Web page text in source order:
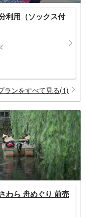
利用（ソックス付
ランをすべて見る(1)
わら 舟めぐり 前売